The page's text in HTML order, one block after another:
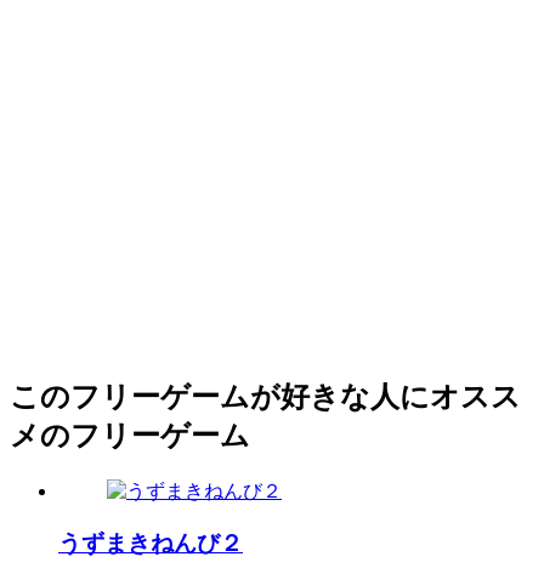
このフリーゲームが好きな人にオスス
メのフリーゲーム
うずまきねんび２